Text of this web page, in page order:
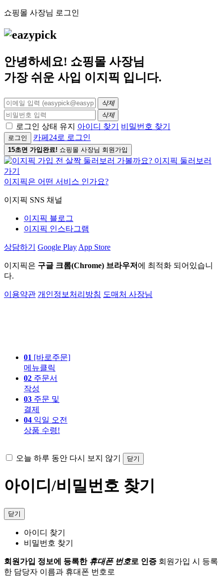
쇼핑몰 사장님 로그인
안녕하세요! 쇼핑몰 사장님
가장 쉬운 사입 이지픽 입니다.
삭제
삭제
로그인 상태 유지 아이디 찾기 비밀번호 찾기
로그인 카페24로 로그인
15초면 가입완료! 쇼핑몰 사장님 회원가입
이지픽은 어떤 서비스 인가요?
이지픽 SNS 채널
이지픽 블로그
이지픽 인스타그램
상담하기 Google Play App Store
이지픽은 구글 크롬(Chrome) 브라우저 에 최적화 되어있습니
다.
이용약관 개인정보처리방침 도매처 사장님
01 [바로주문]
메뉴클릭
02 주문서
작성
03 주문 및
결제
04 익일 오전
상품 수령!
오늘 하루 동안 다시 보지 않기 닫기
아이디/비밀번호 찾기
닫기
아이디 찾기
비밀번호 찾기
회원가입 정보에 등록한 휴대폰 번호로 인증 회원가입 시 등록
한 담당자 이름과 휴대폰 번호로